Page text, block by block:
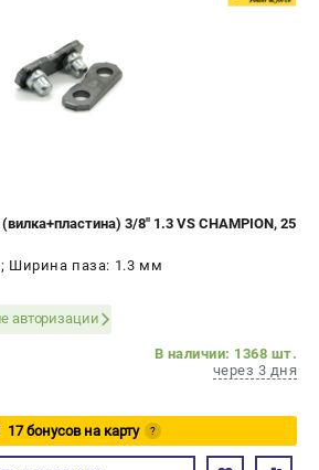
3/8" 1.3 VS CHAMPION, 25
Ширина паза: 1.3 мм
авторизации
В наличии: 1368 шт.
через 3 дня
17 бонусов на карту ?